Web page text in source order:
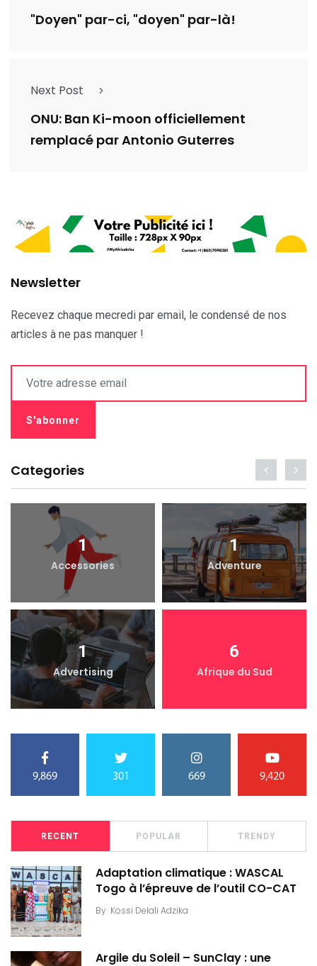
"Doyen" par-ci, "doyen" par-là!
Next Post
ONU: Ban Ki-moon officiellement
remplacé par Antonio Guterres
Newsletter
Recevez chaque mecredi par email, le condensé de nos
articles à ne pas manquer !
Categories
1
Accessories
1
Adventure
1
Advertising
6
Afrique du Sud
9,869 301 669 9,420
RECENT POPULAR TRENDY
Adaptation climatique : WASCAL
Togo à l’épreuve de l’outil CO-CAT
By Kossi Delali Adzika
Argile du Soleil – SunClay : une